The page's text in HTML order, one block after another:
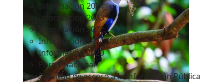
Informacion 2024
Información 2023
Información 2022
Información 2021
Información 2020
Portal Nacional
Solicitud de acceso a la Información Pública